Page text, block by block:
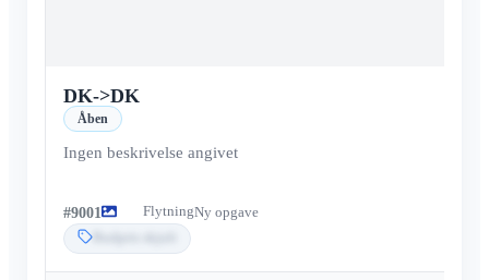
DK->DK
Åben
Ingen beskrivelse angivet
#9001 FlytningNy opgave